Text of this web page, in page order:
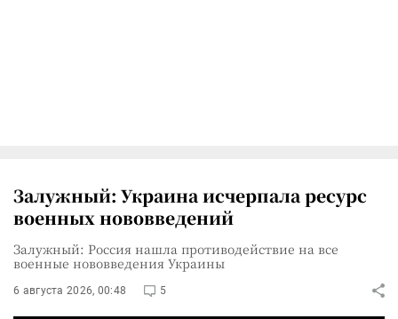
Залужный: Украина исчерпала ресурс
военных нововведений
Залужный: Россия нашла противодействие на все
военные нововведения Украины
6 августа 2026, 00:48 5